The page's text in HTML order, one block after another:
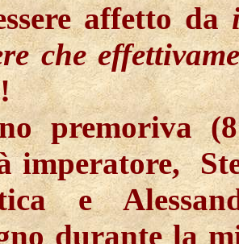
affetto da
che
!
premoriva
imperatore,
e
durante la